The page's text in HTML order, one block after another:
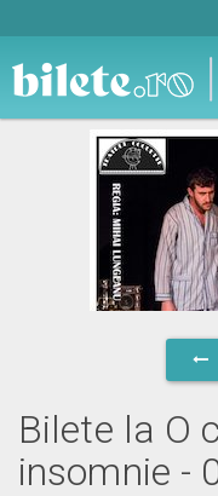
Bilete la O
insomnie -